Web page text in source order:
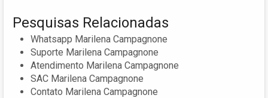
Pesquisas Relacionadas
Whatsapp Marilena Campagnone
Suporte Marilena Campagnone
Atendimento Marilena Campagnone
SAC Marilena Campagnone
Contato Marilena Campagnone